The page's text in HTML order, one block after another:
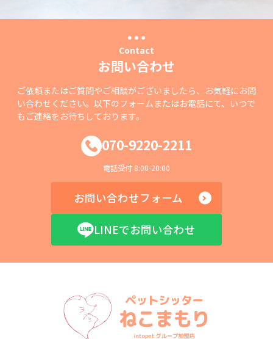
Contact
お問い合わせ
ご依頼またはご質問やご相談がございましたら、お気軽にお問
い合わせください。以下のフォームまたはお電話にて、いつで
もご連絡をお待ちしております。
070-9220-2211
電話受付 8:00-20:00
お問い合わせフォーム
LINEでお問い合わせ